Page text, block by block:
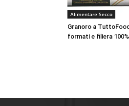
Alimentare Secco
Granoro a
formati e filiera